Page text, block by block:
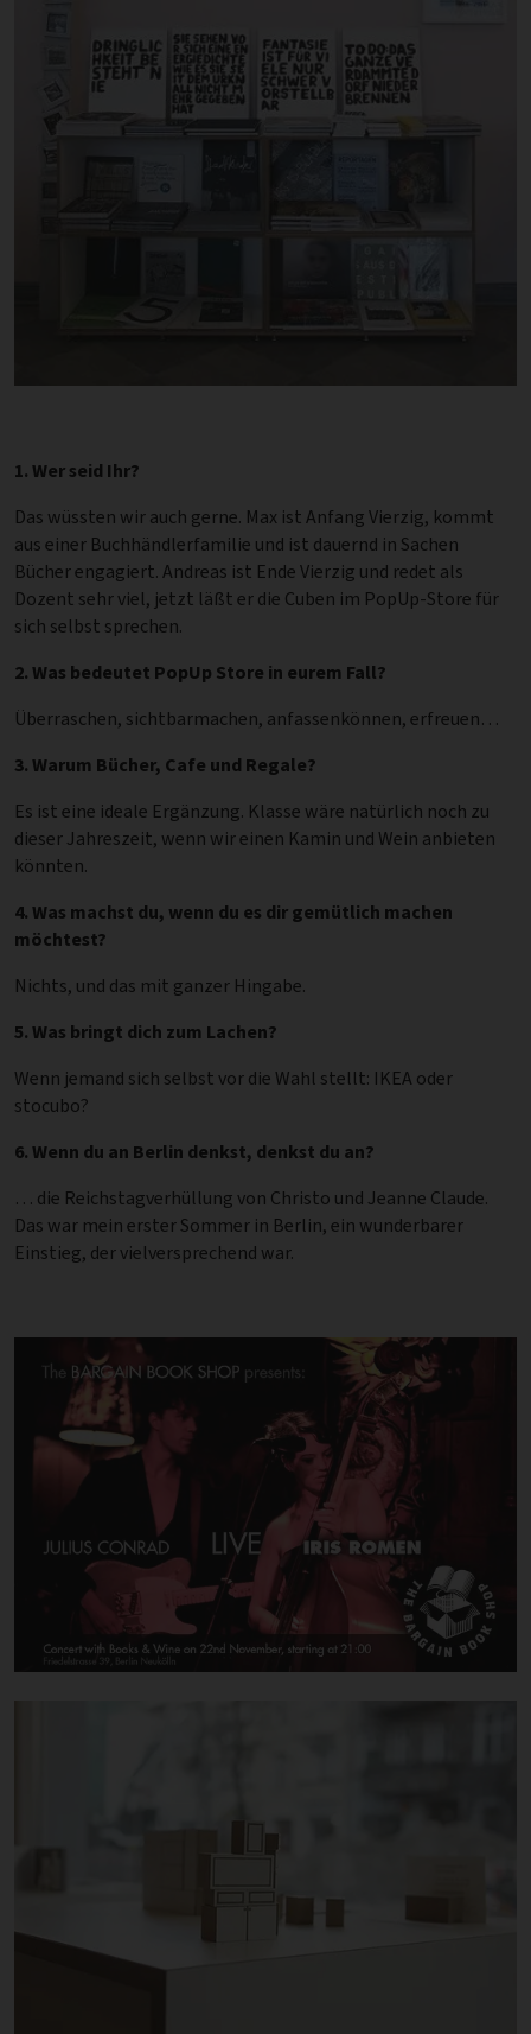
1. Wer seid Ihr?
Das wüssten wir auch gerne. Max ist Anfang Vierzig, kommt
aus einer Buchhändlerfamilie und ist dauernd in Sachen
Bücher engagiert. Andreas ist Ende Vierzig und redet als
Dozent sehr viel, jetzt läßt er die Cuben im PopUp-Store für
sich selbst sprechen.
2. Was bedeutet PopUp Store in eurem Fall?
Überraschen, sichtbarmachen, anfassenkönnen, erfreuen…
3. Warum Bücher, Cafe und Regale?
Es ist eine ideale Ergänzung. Klasse wäre natürlich noch zu
dieser Jahreszeit, wenn wir einen Kamin und Wein anbieten
könnten.
4. Was machst du, wenn du es dir gemütlich machen
möchtest?
Nichts, und das mit ganzer Hingabe.
5. Was bringt dich zum Lachen?
Wenn jemand sich selbst vor die Wahl stellt: IKEA oder
stocubo?
6. Wenn du an Berlin denkst, denkst du an?
… die Reichstagverhüllung von Christo und Jeanne Claude.
Das war mein erster Sommer in Berlin, ein wunderbarer
Einstieg, der vielversprechend war.